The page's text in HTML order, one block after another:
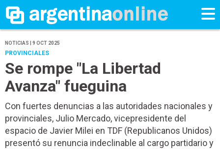
NOTICIAS | 9 OCT 2025
PROVINCIALES
Se rompe "La Libertad
Avanza" fueguina
Con fuertes denuncias a las autoridades nacionales y
provinciales, Julio Mercado, vicepresidente del
espacio de Javier Milei en TDF (Republicanos Unidos)
presentó su renuncia indeclinable al cargo partidario y